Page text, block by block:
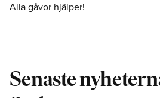
Alla gåvor hjälper!
Senaste